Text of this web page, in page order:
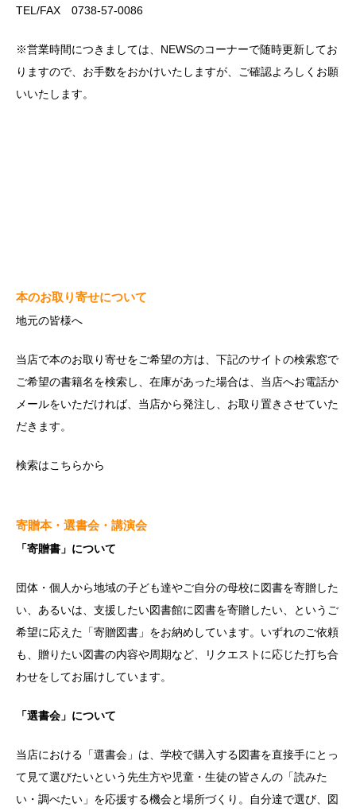
TEL/FAX 0738-57-0086
※営業時間につきましては、NEWSのコーナーで随時更新してお
りますので、お手数をおかけいたしますが、ご確認よろしくお願
いいたします。
本のお取り寄せについて
地元の皆様へ
当店で本のお取り寄せをご希望の方は、下記のサイトの検索窓で
ご希望の書籍名を検索し、在庫があった場合は、当店へお電話か
メールをいただければ、当店から発注し、お取り置きさせていた
だきます。
検索はこちらから
寄贈本・選書会・講演会
「寄贈書」について
団体・個人から地域の子ども達やご自分の母校に図書を寄贈した
い、あるいは、支援したい図書館に図書を寄贈したい、というご
希望に応えた「寄贈図書」をお納めしています。いずれのご依頼
も、贈りたい図書の内容や周期など、リクエストに応じた打ち合
わせをしてお届けしています。
「選書会」について
当店における「選書会」は、学校で購入する図書を直接手にとっ
て見て選びたいという先生方や児童・生徒の皆さんの「読みた
い・調べたい」を応援する機会と場所づくり。自分達で選び、図